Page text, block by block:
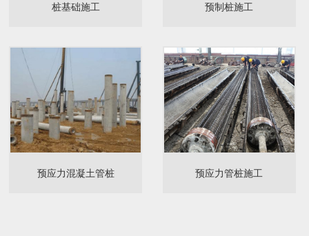
桩基础施工 预制桩施工
预应力混凝土管桩 预应力管桩施工